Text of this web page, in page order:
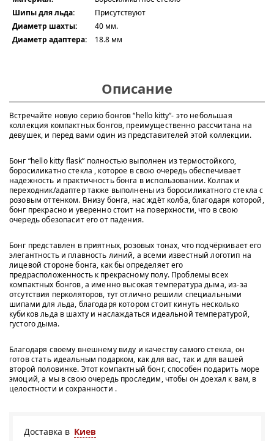
Шипы для льда:
Присутствуют
Диаметр шахты:
40 мм.
Диаметр адаптера:
18.8 мм
Описание
Встречайте новую серию бонгов “hello kitty”- это небольшая
коллекция компактных бонгов, преимущественно рассчитана на
девушек, и перед вами один из представителей этой коллекции.
Бонг “hello kitty flask” полностью выполнен из термостойкого,
боросиликатно стекла , которое в свою очередь обеспечивает
надежность и практичность бонга в использовании. Колпак и
переходник/адаптер также выполнены из боросиликатного стекла с
розовым оттенком. Внизу бонга, нас ждёт колба, благодаря которой,
бонг прекрасно и уверенно стоит на поверхности, что в свою
очередь обезопасит его от падения.
Бонг представлен в приятных, розовых тонах, что подчёркивает его
элегантность и плавность линий, а всеми известный логотип на
лицевой стороне бонга, как бы определяет его
предрасположенность к прекрасному полу. Проблемы всех
компактных бонгов, а именно высокая температура дыма, из-за
отсутствия перколяторов, тут отлично решили специальными
шипами для льда, благодаря котором стоит кинуть несколько
кубиков льда в шахту и наслаждаться идеальной температурой,
густого дыма.
Благодаря своему внешнему виду и качеству самого стекла, он
готов стать идеальным подарком, как для вас, так и для вашей
второй половинке. Этот компактный бонг, способен подарить море
эмоций, а мы в свою очередь проследим, чтобы он доехал к вам, в
целостности и сохранности .
Доставка в Киев